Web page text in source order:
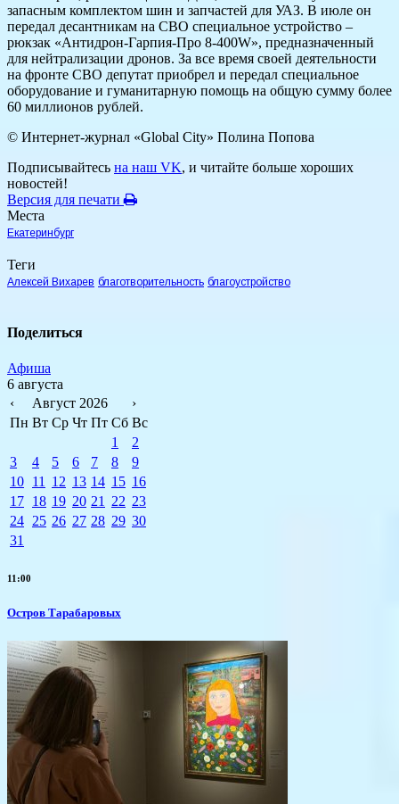
запасным комплектом шин и запчастей для УАЗ. В июле он
передал десантникам на СВО специальное устройство –
рюкзак «Антидрон-Гарпия-Про 8-400W», предназначенный
для нейтрализации дронов. За все время своей деятельности
на фронте СВО депутат приобрел и передал специальное
оборудование и гуманитарную помощь на общую сумму более
60 миллионов рублей.
© Интернет-журнал «Global City» Полина Попова
Подписывайтесь на наш VK, и читайте больше хороших
новостей!
Версия для печати
Места
Екатеринбург
Теги
Алексей Вихарев благотворительность благоустройство
Поделиться
Афиша
6 августа
‹
Август 2026
›
Пн Вт Ср Чт Пт Сб Вс
1
2
3
4 5 6 7 8
9
10 11 12 13 14 15 16
17 18 19 20 21 22 23
24 25 26 27 28 29 30
31
11:00
Остров Тарабаровых